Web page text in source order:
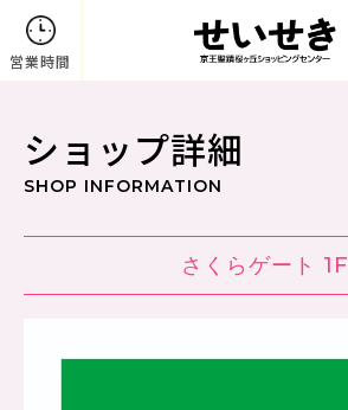
営業時間
ショップ詳細
SHOP INFORMATION
さくらゲート 1F